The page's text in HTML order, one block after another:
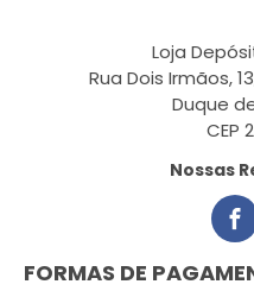
Loja
Rua Dois Irmãos,
Duque
CEP
Nossas
FORMAS DE